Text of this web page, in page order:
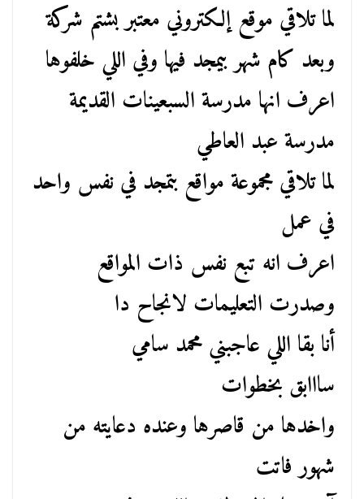
لما تلاقي موقع إلكتروني معتبر بشتم شركة
وبعد كام شهر بيمجد فيها وفي اللي خلفوها
اعرف انها مدرسة السبعينات القديمة
مدرسة عبد العاطي
لما تلاقي مجموعة مواقع بتمجد في نفس واحد
في عمل
اعرف انه تبع نفس ذات المواقع
وصدرت التعليمات لانجاح دا
أنا بقا اللي عاجبني محمد سامي
سااابق بخطوات
واخدها من قاصرها وعنده دعايته من
شهور فاتت